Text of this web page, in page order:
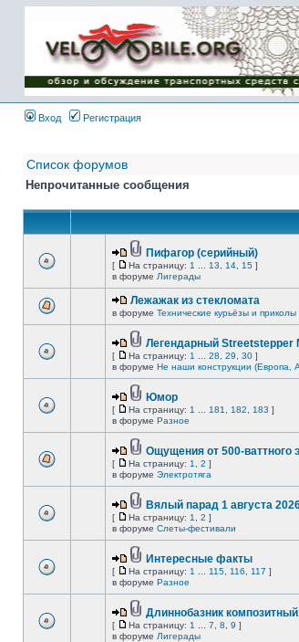
Имя пользователя:
Пароль:
{ LOG_ME_IN_SHORT
}
Вход Регистрация
Список форумов
Непрочитанные сообщения
Пифагор (серийный)
[ На страницу: 1 13 14 15 ]
в форуме Лигерады
Лежажак из стекломата
в форуме Технические курьёзы и
Легендарный Streetstepper
[ На страницу: 1 28 29 30 ]
в форуме Не наши конструкции (Европа,
Юмор
[ На страницу: 1 181 182 183 ]
в форуме Разное
Ощущения от 500-ваттного
[ На страницу: 1 2 ]
в форуме Электротяга
Вялый парад 1 августа
[ На страницу: 1 2 ]
в форуме Слеты-фестивали
Интересные факты
[ На страницу: 1 115 116 117 ]
в форуме Разное
Длиннобазник
[ На страницу: 1 7 8 9 ]
в форуме Лигерады